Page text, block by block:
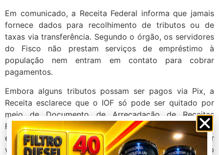
Em comunicado, a Receita Federal informa que jamais
fornece dados para recolhimento de tributos ou de
taxas via transferência. Segundo o órgão, os servidores
do Fisco não prestam serviços de empréstimo à
população nem entram em contato para cobrar
pagamentos.
Embora alguns tributos possam ser pagos via Pix, a
Receita esclarece que o IOF só pode ser quitado por
meio de Documento de Arrecadação de Receitas
Federais (Darf), pago pela instituição que concede o
empréstimo, não pelo tomador. Caso desconfie ser
vítima de um golpe, a Receita Federal orienta que o